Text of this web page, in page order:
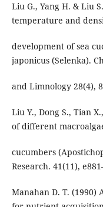
Liu G., Yang H. & Liu
temperature and
development of sea
japonicus (Selenka).
and Limnology 28(4),
Liu Y., Dong S., Tian
of different
cucumbers
Research. 41(11),
Manahan D. T.